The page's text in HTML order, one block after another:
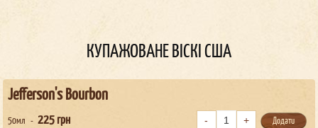
КУПАЖОВАНЕ ВІСКІ США
Jefferson's Bourbon
50мл 225 грн Додати